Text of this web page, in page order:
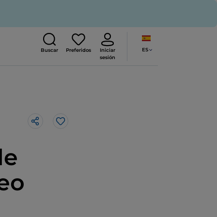
Buscar Preferidos
Iniciar
sesión
ES
Me gusta